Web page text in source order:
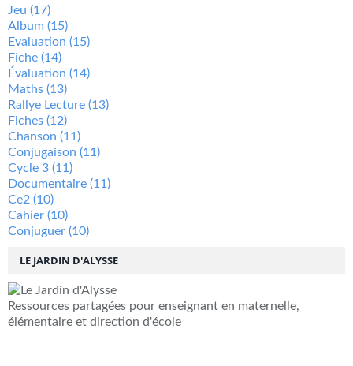
LE JARDIN D'ALYSSE
Ressources partagées pour enseignant en maternelle,
élémentaire et direction d'école
Jeu (17)
Album (15)
Evaluation (15)
Fiche (14)
Évaluation (14)
Maths (13)
Rallye Lecture (13)
Fiches (12)
Chanson (11)
Conjugaison (11)
Cycle 3 (11)
Documentaire (11)
Ce2 (10)
Cahier (10)
Conjuguer (10)